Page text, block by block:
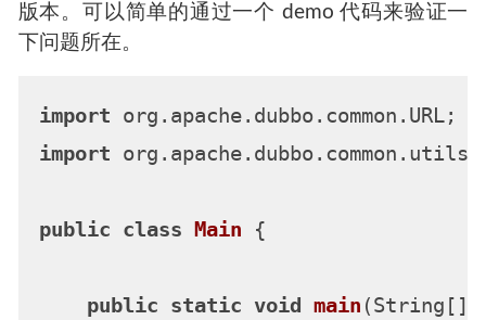
版本。可以简单的通过一个 demo 代码来验证一
下问题所在。
import
import
public class Main {
public static void main (String[]